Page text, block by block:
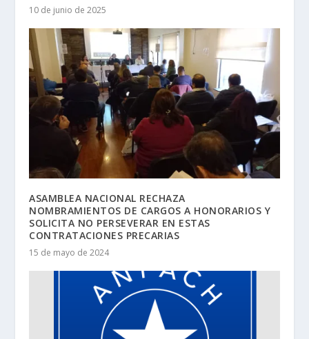
10 de junio de 2025
ASAMBLEA NACIONAL RECHAZA
NOMBRAMIENTOS DE CARGOS A HONORARIOS Y
SOLICITA NO PERSEVERAR EN ESTAS
CONTRATACIONES PRECARIAS
15 de mayo de 2024